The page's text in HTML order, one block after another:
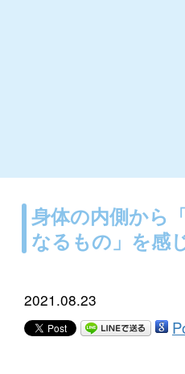
身体の内側から
なるもの」を感
2021.08.23